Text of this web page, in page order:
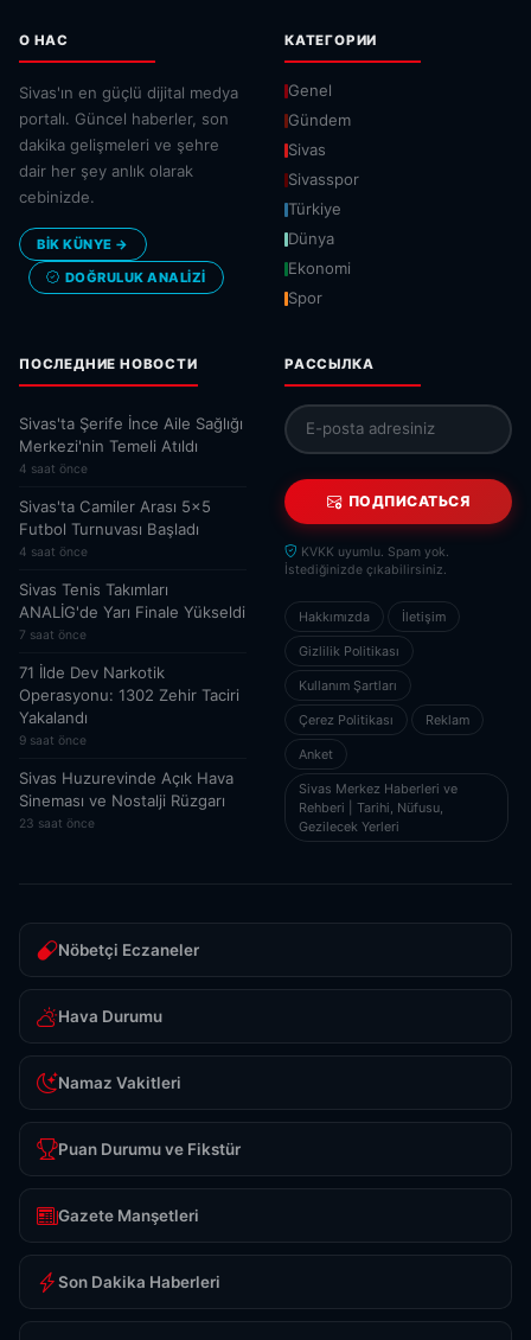
О НАС
Sivas'ın en güçlü dijital medya
portalı. Güncel haberler, son
dakika gelişmeleri ve şehre
dair her şey anlık olarak
cebinizde.
BİK KÜNYE →
DOĞRULUK ANALIZI
КАТЕГОРИИ
Genel
Gündem
Sivas
Sivasspor
Türkiye
Dünya
Ekonomi
Spor
ПОСЛЕДНИЕ НОВОСТИ
Sivas'ta Şerife İnce Aile Sağlığı
Merkezi'nin Temeli Atıldı
4 saat önce
Sivas'ta Camiler Arası 5x5
Futbol Turnuvası Başladı
4 saat önce
Sivas Tenis Takımları
ANALİG'de Yarı Finale Yükseldi
7 saat önce
71 İlde Dev Narkotik
Operasyonu: 1302 Zehir Taciri
Yakalandı
9 saat önce
Sivas Huzurevinde Açık Hava
Sineması ve Nostalji Rüzgarı
23 saat önce
РАССЫЛКА
ПОДПИСАТЬСЯ
KVKK uyumlu. Spam yok.
İstediğinizde çıkabilirsiniz.
Hakkımızda İletişim
Gizlilik Politikası
Kullanım Şartları
Çerez Politikası Reklam
Anket
Sivas Merkez Haberleri ve
Rehberi | Tarihi, Nüfusu,
Gezilecek Yerleri
Nöbetçi Eczaneler
Hava Durumu
Namaz Vakitleri
Puan Durumu ve Fikstür
Gazete Manşetleri
Son Dakika Haberleri